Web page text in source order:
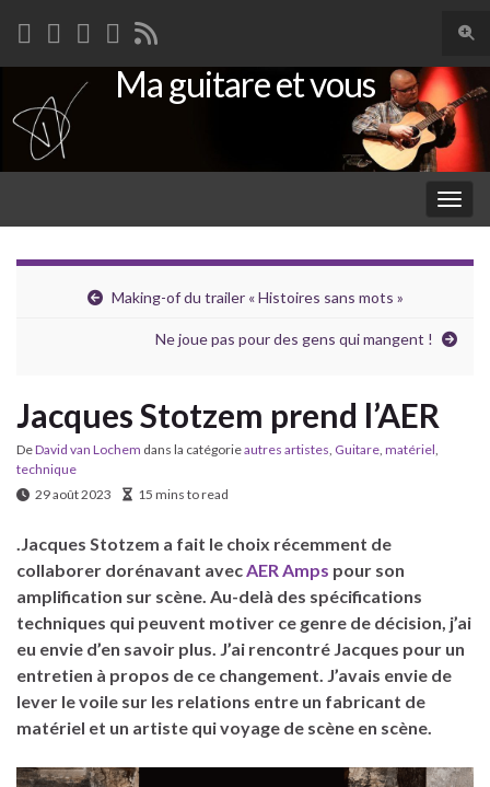
Search for:
Ma guitare et vous
Making-of du trailer « Histoires sans mots »
Ne joue pas pour des gens qui mangent !
Jacques Stotzem prend l’AER
DeDavid van Lochem dans la catégorieautres artistes Guitare matériel
technique
29 août 2023
15 mins to read
.Jacques Stotzem a fait le choix récemment de
collaborer dorénavant avec AER Amps pour son
amplification sur scène. Au-delà des spécifications
techniques qui peuvent motiver ce genre de décision, j’ai
eu envie d’en savoir plus. J’ai rencontré Jacques pour un
entretien à propos de ce changement. J’avais envie de
lever le voile sur les relations entre un fabricant de
matériel et un artiste qui voyage de scène en scène.